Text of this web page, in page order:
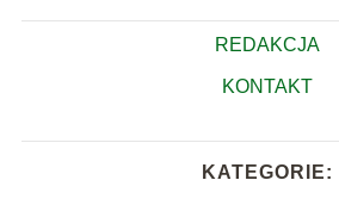
REDAKCJA
KONTAKT
KATEGORIE: